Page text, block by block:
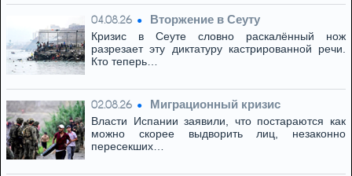
04.08.26 Вторжение в Сеуту
Кризис в Сеуте словно раскалённый нож
разрезает эту диктатуру кастрированной речи.
Кто теперь…
02.08.26 Миграционный кризис
Власти Испании заявили, что постараются как
можно скорее выдворить лиц, незаконно
пересекших…